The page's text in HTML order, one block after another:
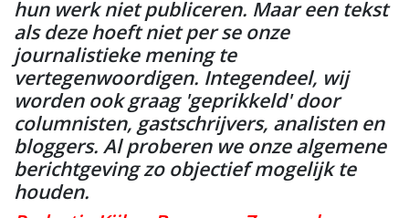
hun werk niet publiceren. Maar een tekst
als deze hoeft niet per se onze
journalistieke mening te
vertegenwoordigen. Integendeel, wij
worden ook graag 'geprikkeld' door
columnisten, gastschrijvers, analisten en
bloggers. Al proberen we onze algemene
berichtgeving zo objectief mogelijk te
houden.